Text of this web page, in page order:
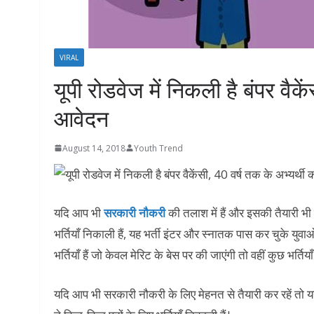
VIRAL
यूपी रोडवेज में निकली है बंपर
आवेदन
August 14, 2018 Youth Trend
यदि आप भीसरकारी नौकरीकी तलाश में हैं और इसकी तैयारी
भर्तियाँ निकाली हैं, यह भर्ती इंटर और स्नातक पास कर चुके
भर्तियाँ हैं जो केवल मेरिट के बेस पर की जाएंगी तो वहीं कुछ
यदि आप भी सरकारी नौकरी के लिए मेहनत से तैयारी कर रहें तो